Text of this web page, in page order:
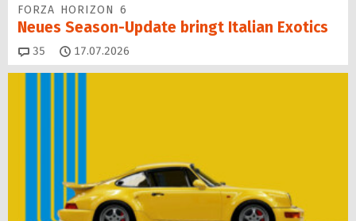
FORZA HORIZON 6
Neues Season-Update bringt Italian Exotics
35 Kommentare
17.07.2026